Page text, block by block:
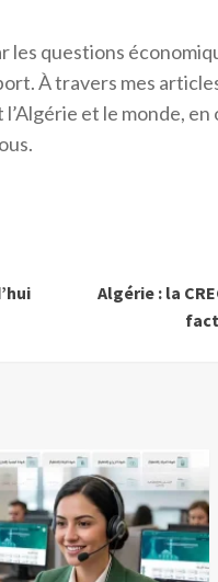
les questions
À travers mes
et le monde,
Algérie : la